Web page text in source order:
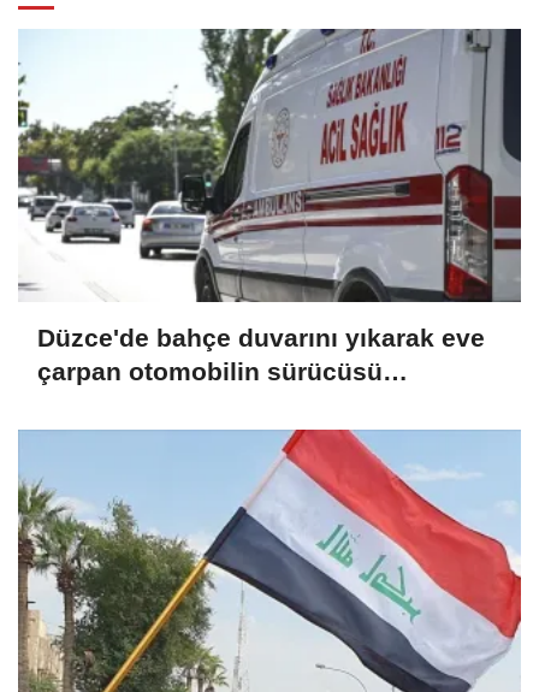
Düzce'de bahçe duvarını yıkarak eve
çarpan otomobilin sürücüsü